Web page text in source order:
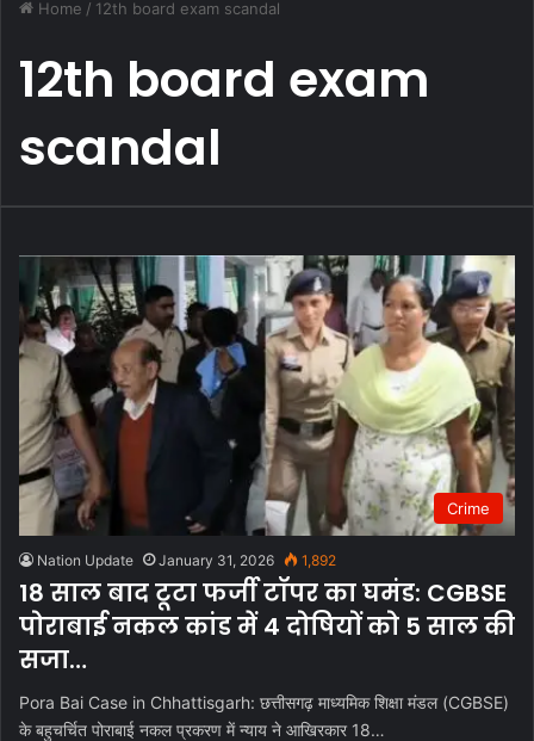
Home / 12th board exam scandal
12th board exam
scandal
Crime
Nation Update January 31, 2026 1,892
18 साल बाद टूटा फर्जी टॉपर का घमंड: CGBSE
पोराबाई नकल कांड में 4 दोषियों को 5 साल की
सजा…
Pora Bai Case in Chhattisgarh: छत्तीसगढ़ माध्यमिक शिक्षा मंडल (CGBSE)
के बहुचर्चित पोराबाई नकल प्रकरण में न्याय ने आखिरकार 18…